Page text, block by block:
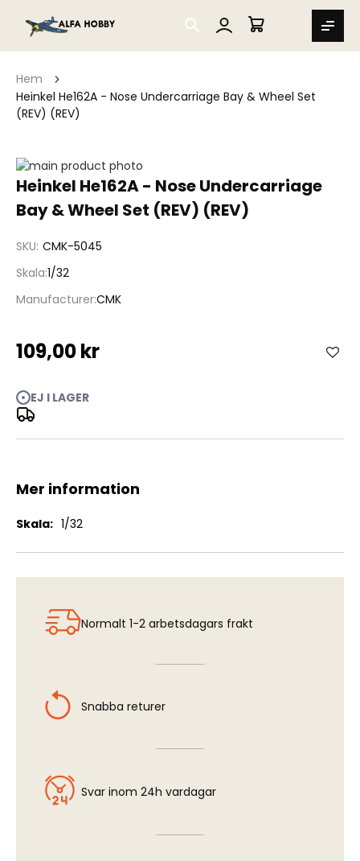
SEARCH
MIN VARUKORG
Hem
Heinkel He162A - Nose Undercarriage Bay & Wheel Set
(REV) (REV)
Heinkel He162A - Nose Undercarriage
Bay & Wheel Set (REV) (REV)
SKU CMK-5045
Skala 1/32
ManufacturerCMK
109,00 kr
EJ I LAGER
Hoppa
till
av
Heinkel He162A - Nose Undercarriage Bay & Wheel Set
Hoppa
början
bildgalleriet
Mer information
Mer
1/32
Normalt 1-2 arbetsdagars frakt
Snabba returer
Svar inom 24h vardagar